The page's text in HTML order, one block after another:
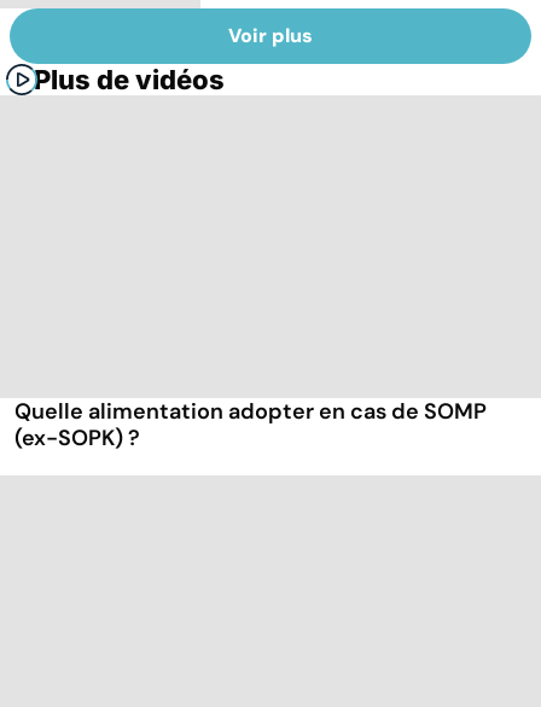
Voir plus
Plus de vidéos
Quelle alimentation adopter en cas de SOMP
(ex-SOPK) ?